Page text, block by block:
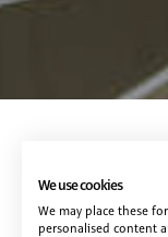
We use cookies
We may place these
personalised content